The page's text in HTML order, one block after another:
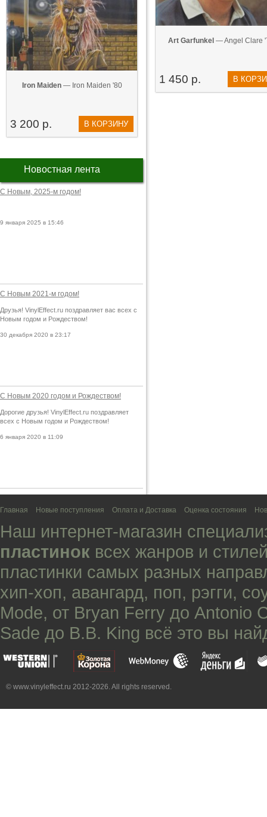
Iron Maiden— Iron Maiden '80
3 200 р. В КОРЗИНУ
Новостная лента
С Новым, 2025-м годом!
9 января 2025 в 15:46
С Новым 2021-м годом!
Друзья! VinylEffect.ru поздравляет вас всех с
Новым годом и Рождеством!
30 декабря 2020 в 23:17
С Новым 2020 годом и Рождеством!
Дорогие друзья! VinylEffect.ru поздравляет
всех с Новым годом и Рождеством!
6 января 2020 в 11:09
Art Garfunkel — Angel Clare
1 450 р. В
Главная Новые поступления Оплата и Доставка Оценка состояния
Наш интернет-магазин
пластинок всех жанров и
пластинки самых разных
хип-хоп, авангард, поп, рэгги,
Mode, от Bryan Ferry до Antonio
Sade до B.B. King всё это вы
© www.vinyleffect.ru 2012-2026. All rights reserved.